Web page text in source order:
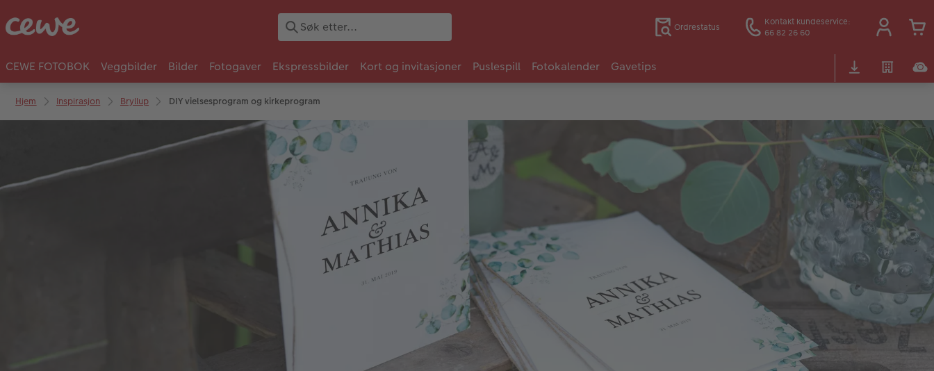
Ordrestatus
Kontakt kundeservice:
66 82 26 60
CEWE FOTOBOK Veggbilder Bilder Fotogaver Ekspressbilder Kort og invitasjoner Puslespill Fotokalender Gavetips
Hjem Inspirasjon Bryllup DIY vielsesprogram og kirkeprogram